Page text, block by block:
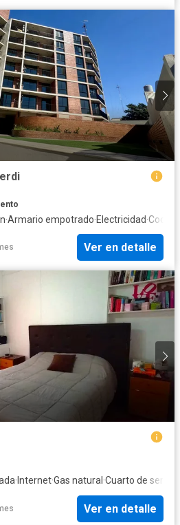
·Armario empotrado·Electricidad·
Ver en detalle
· Internet·Gas natural ·Cuarto de
Ver en detalle